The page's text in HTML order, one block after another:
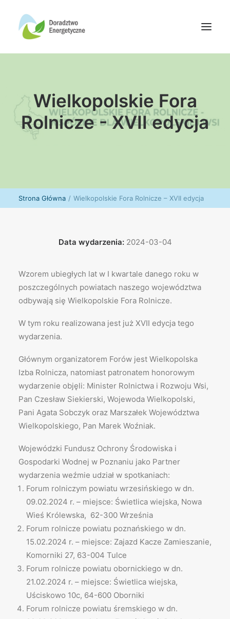
Aktualności
Wydarzenia
Oferta finansowania
Wielkopolskie Fora
Rolnicze - XVII edycja
Strona Główna Wielkopolskie Fora Rolnicze – XVII edycja
Data wydarzenia:2024-03-04
Wzorem ubiegłych lat w I kwartale danego roku w
poszczególnych powiatach naszego województwa
odbywają się Wielkopolskie Fora Rolnicze.
W tym roku realizowana jest już XVII edycja tego
wydarzenia.
Głównym organizatorem Forów jest Wielkopolska
Izba Rolnicza, natomiast patronatem honorowym
wydarzenie objęli: Minister Rolnictwa i Rozwoju Wsi,
Pan Czesław Siekierski, Wojewoda Wielkopolski,
Pani Agata Sobczyk oraz Marszałek Województwa
Wielkopolskiego, Pan Marek Woźniak.
Wojewódzki Fundusz Ochrony Środowiska i
Gospodarki Wodnej w Poznaniu jako Partner
wydarzenia weźmie udział w spotkaniach:
Forum rolniczym powiatu wrzesińskiego w dn.
09.02.2024 r. – miejsce: Świetlica wiejska, Nowa
Wieś Królewska, 62-300 Września
Forum rolnicze powiatu poznańskiego w dn.
15.02.2024 r. – miejsce: Zajazd Kacze Zamieszanie,
Komorniki 27, 63-004 Tulce
Forum rolnicze powiatu obornickiego w dn.
21.02.2024 r. – miejsce: Świetlica wiejska,
Uściskowo 10c, 64-600 Oborniki
Forum rolnicze powiatu śremskiego w dn.